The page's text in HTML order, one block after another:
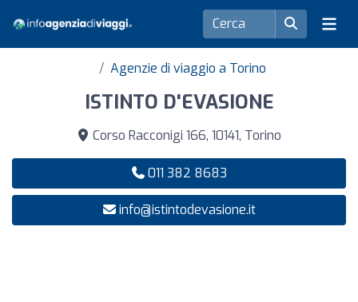
Agenzie di viaggio a Torino
ISTINTO D'EVASIONE
Corso Racconigi 166, 10141, Torino
011 382 8683
info@istintodevasione.it